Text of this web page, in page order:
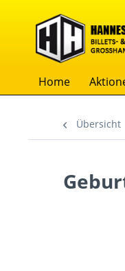
Home
Übersicht